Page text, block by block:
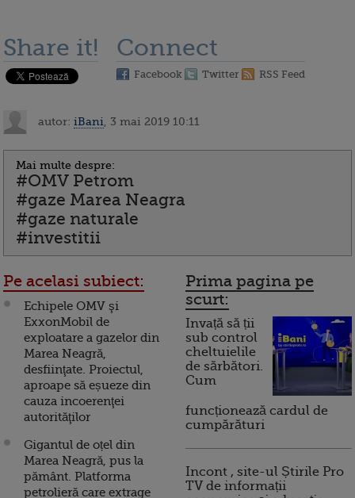
Share it! Connect
Facebook Twitter RSS Feed
autor: iBani , 3 mai 2019 10:11
Mai multe despre:
#OMV Petrom
#gaze Marea Neagra
#gaze naturale
#investitii
Pe acelasi subiect:
Echipele OMV şi
ExxonMobil de
exploatare a gazelor din
Marea Neagră,
desfiinţate. Proiectul,
aproape să eșueze din
cauza incoerenţei
autorităţilor
Gigantul de oțel din
Marea Neagră, pus la
pământ. Platforma
petrolieră care extrage
Prima pagina pe
scurt:
Invață să ții
sub control
cheltuielile
de sărbători.
Cum
funcționează cardul de
cumpărături
Incont , site-ul Știrile Pro
TV de informații